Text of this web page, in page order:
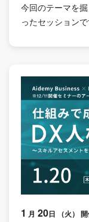
今回のテーマを
ったセッションで
1 月 20日 （火）